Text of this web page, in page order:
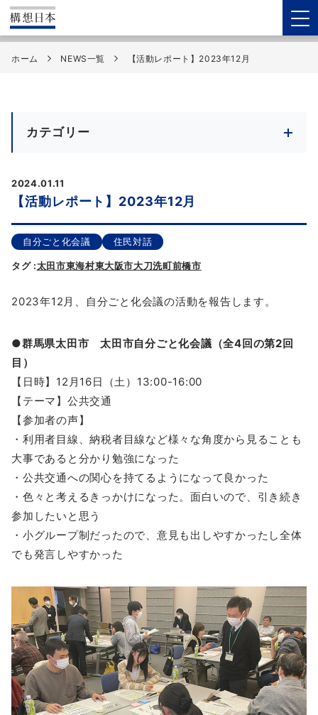
ホーム NEWS一覧 【活動レポート】2023年12月
カテゴリー
2024.01.11
【活動レポート】2023年12月
自分ごと化会議 住民対話
タグ :太田市東海村東大阪市大刀洗町前橋市
2023年12月、自分ごと化会議の活動を報告します。
●群馬県太田市 太田市自分ごと化会議（全4回の第2回
目）
【日時】12月16日（土）13:00-16:00
【テーマ】公共交通
【参加者の声】
・利用者目線、納税者目線など様々な角度から見ることも
大事であると分かり勉強になった
・公共交通への関心を持てるようになって良かった
・色々と考えるきっかけになった。面白いので、引き続き
参加したいと思う
・小グループ制だったので、意見も出しやすかったし全体
でも発言しやすかった